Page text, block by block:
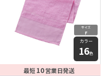
サイズ
F
カラー
16色
最短10営業日発送